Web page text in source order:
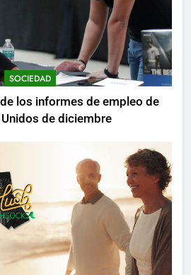
SOCIEDAD
los informes de empleo de
de diciembre